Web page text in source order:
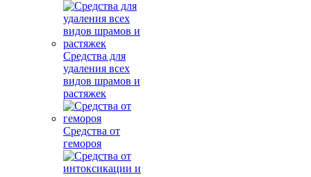
Средства для
удаления всех
видов шрамов и
растяжек
Средства от
гемороя